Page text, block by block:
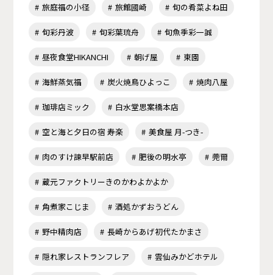
旅庭福の小径 旅館國崎 旬の肴菜よね田
旬彩丹波 旬彩葉琉舟 旬魚季彩一誠
昼夜食堂HIKANCHI 朝げ屋 東園
海鮮蒸気福 炭火焼鳥ひよっこ 焼肉八屋
珈琲店ミック 白水堂思案橋本店
空と海と夕日の宿 寿楽 美食屋 月-つき-
肉のすけ諫早駅前店 肥後の明水亭 莞爾
蔵元ファクトリーきのかわよかよか
角煮家こじま 酒処かずおうどん
野中精肉店 長崎からあげ初代たかまさ
隠れ家レストランフレア 雲仙みかどホテル